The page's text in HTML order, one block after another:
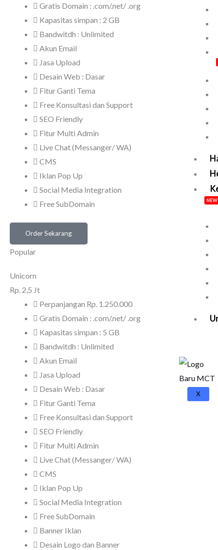
NEW
X
Gratis Domain : .com/.net/ .org
Kapasitas simpan : 2 GB
Bandwitdh : Unlimited
Akun Email
Jasa Upload
Desain Web : Dasar
Fitur Ganti Tema
Free Konsultasi dan Support
SEO Friendly
Fitur Multi Admin
Live Chat (Messanger/ WA)
CMS
Iklan Pop Up
Social Media Integration
Free SubDomain
Order Sekarang
Popular
Unicorn
Rp. 2,5 Jt
Perpanjangan Rp. 1.250.000
Gratis Domain : .com/.net/ .org
Kapasitas simpan : 5 GB
Bandwitdh : Unlimited
Akun Email
Jasa Upload
Desain Web : Dasar
Fitur Ganti Tema
Free Konsultasi dan Support
SEO Friendly
Fitur Multi Admin
Live Chat (Messanger/ WA)
CMS
Iklan Pop Up
Social Media Integration
Free SubDomain
Banner Iklan
Desain Logo dan Banner